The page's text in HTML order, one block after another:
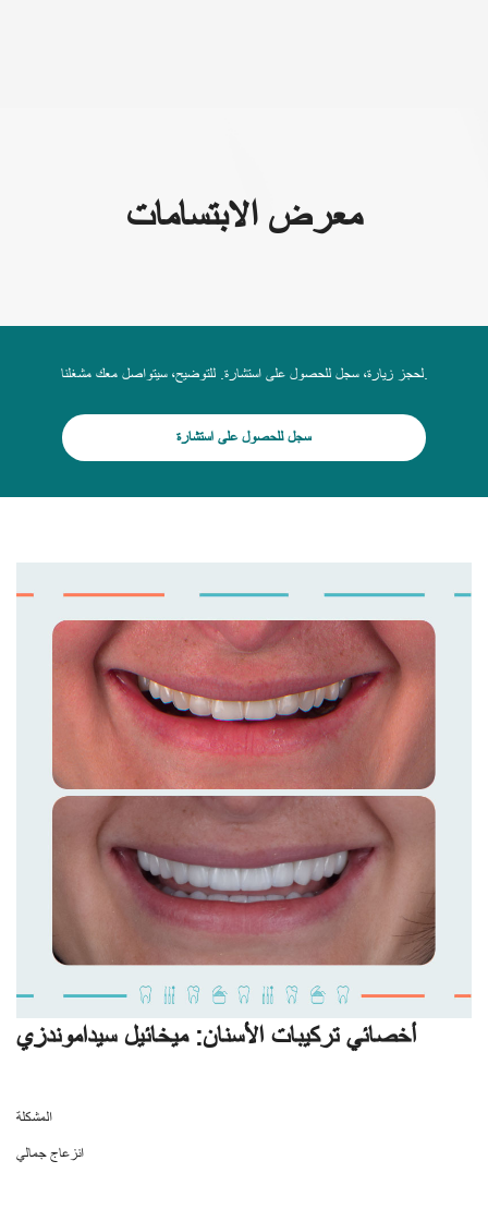
معرض الابتسامات
لحجز زيارة، سجل للحصول على استشارة. للتوضيح، سيتواصل معك مشغلنا.
سجل للحصول على استشارة
أخصائي تركيبات الأسنان: ميخائيل سيداموندزي
المشكلة
انزعاج جمالي